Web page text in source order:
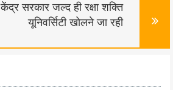
केंद्र सरकार जल्द ही रक्षा शक्ति
यूनिवर्सिटी खोलने जा रही